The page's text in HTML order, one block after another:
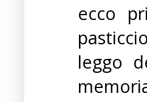
ecco
leggo